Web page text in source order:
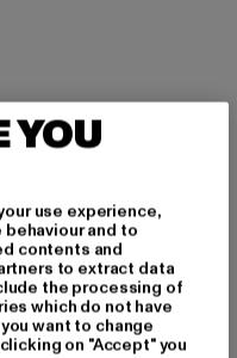
YOU
use experience,
and to
contents and
to extract data
the processing of
which do not have
want to change
on "Accept" you